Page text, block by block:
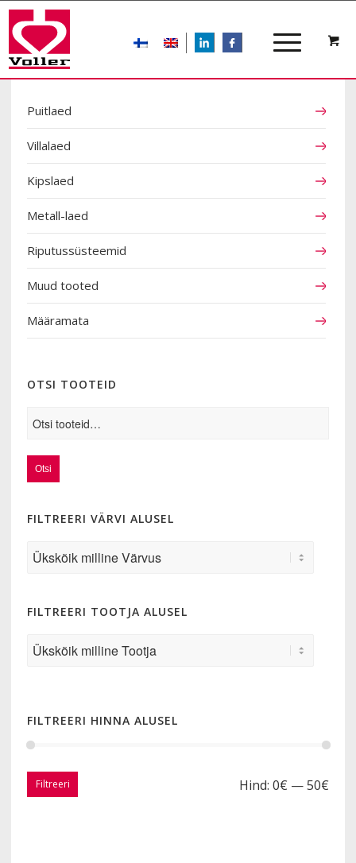
LIn
TOOTEKATEGOORIAD
Puitlaed
Villalaed
Kipslaed
Metall-laed
Riputussüsteemid
Muud tooted
Määramata
OTSI TOOTEID
Otsi
FILTREERI VÄRVI ALUSEL
FILTREERI TOOTJA ALUSEL
FILTREERI HINNA ALUSEL
Filtreeri Hind: 0€ —50€